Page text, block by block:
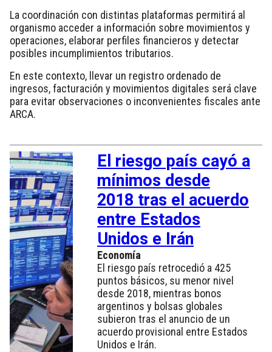
La coordinación con distintas plataformas permitirá al
organismo acceder a información sobre movimientos y
operaciones, elaborar perfiles financieros y detectar
posibles incumplimientos tributarios.
En este contexto, llevar un registro ordenado de
ingresos, facturación y movimientos digitales será clave
para evitar observaciones o inconvenientes fiscales ante
ARCA.
El riesgo país cayó a
mínimos desde
2018 tras el acuerdo
entre Estados
Unidos e Irán
Economía
El riesgo país retrocedió a 425
puntos básicos, su menor nivel
desde 2018, mientras bonos
argentinos y bolsas globales
subieron tras el anuncio de un
acuerdo provisional entre Estados
Unidos e Irán.